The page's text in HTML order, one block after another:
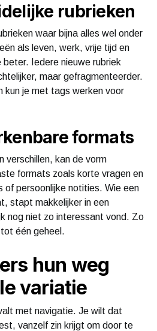
rubrieken
waar bijna alles wel onder
als leven, werk, vrije tijd en
beter. Iedere nieuwe rubriek
maar gefragmenteerder.
kun je met tags werken voor
formats
verschillen, kan de vorm
formats zoals korte vragen en
of persoonlijke notities. Wie een
stapt makkelijker in een
nog niet zo interessant vond. Zo
één geheel.
hun weg
variatie
met navigatie. Je wilt dat
vanzelf zin krijgt om door te